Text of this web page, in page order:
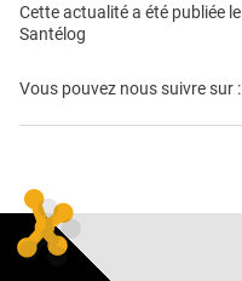
Cette actualité a été publiée le
Santélog
Vous pouvez nous suivre sur :